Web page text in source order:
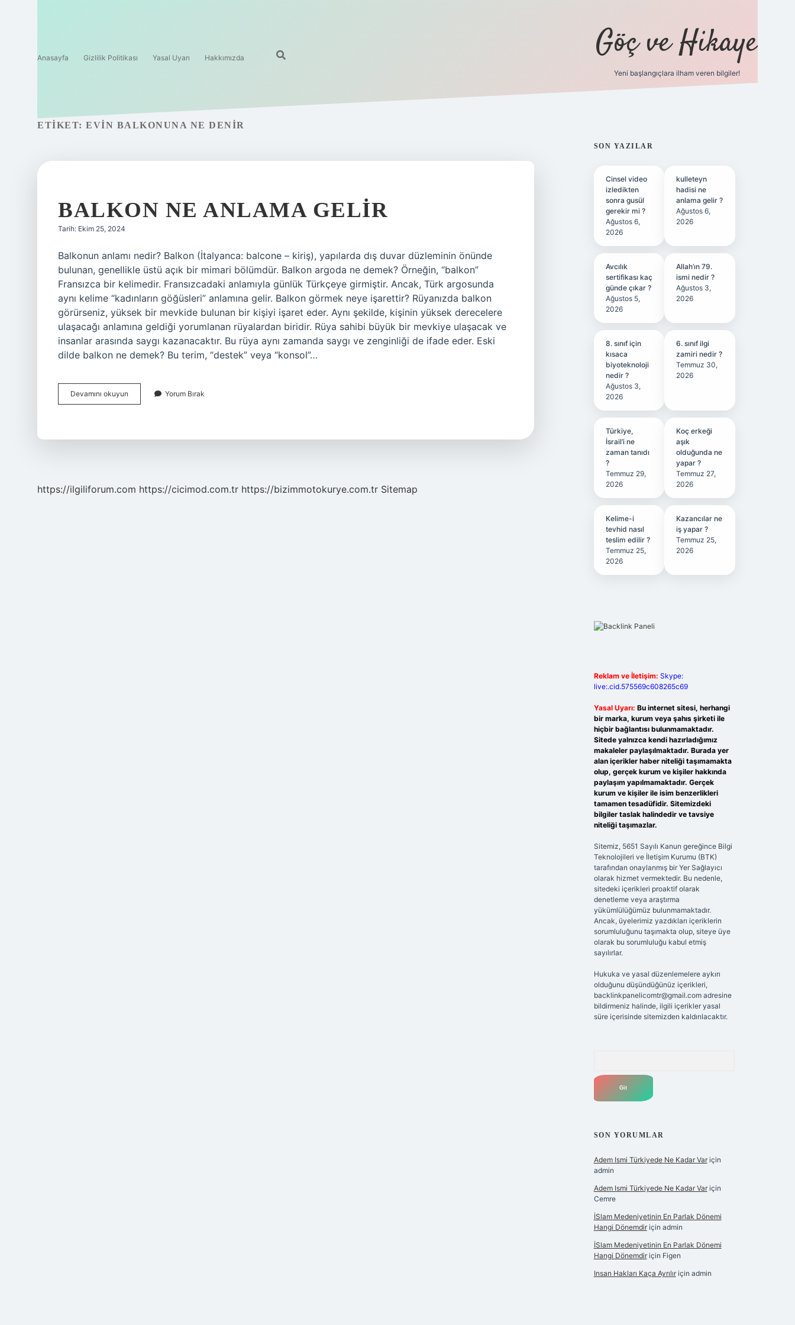
Anasayfa Gizlilik Politikası Yasal Uyarı Hakkımızda Göç ve Hikaye
Yeni başlangıçlara ilham veren bilgiler!
ETIKET: EVIN BALKONUNA NE DENIR
BALKON NE ANLAMA GELIR
Tarih: Ekim 25, 2024
Balkonun anlamı nedir? Balkon (İtalyanca: balcone – kiriş), yapılarda dış duvar düzleminin önünde
bulunan, genellikle üstü açık bir mimari bölümdür. Balkon argoda ne demek? Örneğin, “balkon”
Fransızca bir kelimedir. Fransızcadaki anlamıyla günlük Türkçeye girmiştir. Ancak, Türk argosunda
aynı kelime “kadınların göğüsleri” anlamına gelir. Balkon görmek neye işarettir? Rüyanızda balkon
görürseniz, yüksek bir mevkide bulunan bir kişiyi işaret eder. Aynı şekilde, kişinin yüksek derecelere
ulaşacağı anlamına geldiği yorumlanan rüyalardan biridir. Rüya sahibi büyük bir mevkiye ulaşacak ve
insanlar arasında saygı kazanacaktır. Bu rüya aynı zamanda saygı ve zenginliği de ifade eder. Eski
dilde balkon ne demek? Bu terim, “destek” veya “konsol”…
Devamını okuyun
Ne
Yorum Bırak
https://ilgiliforum.com https://cicimod.com.tr https://bizimmotokurye.com.tr Sitemap
SIDEBAR
SON YAZILAR
Cinsel video
izledikten
sonra gusül
gerekir mi ?
Ağustos 6,
2026
kulleteyn
hadisi ne
anlama gelir ?
Ağustos 6,
2026
Avcılık
sertifikası kaç
günde çıkar ?
Ağustos 5,
2026
Allah’ın 79.
ismi nedir ?
Ağustos 3,
2026
8. sınıf için
kısaca
biyoteknoloji
nedir ?
Ağustos 3,
2026
6. sınıf ilgi
zamiri nedir ?
Temmuz 30,
2026
Türkiye,
İsrail’i ne
zaman tanıdı
?
Temmuz 29,
2026
Koç erkeği
aşık
olduğunda ne
yapar ?
Temmuz 27,
2026
Kelime-i
tevhid nasıl
teslim edilir ?
Temmuz 25,
2026
Kazancılar ne
iş yapar ?
Temmuz 25,
2026
Reklam ve İletişim: Skype:
live:.cid.575569c608265c69
Yasal Uyarı: Bu internet sitesi, herhangi
bir marka, kurum veya şahıs şirketi ile
hiçbir bağlantısı bulunmamaktadır.
Sitede yalnızca kendi hazırladığımız
makaleler paylaşılmaktadır. Burada yer
alan içerikler haber niteliği taşımamakta
olup, gerçek kurum ve kişiler hakkında
paylaşım yapılmamaktadır. Gerçek
kurum ve kişiler ile isim benzerlikleri
tamamen tesadüfidir. Sitemizdeki
bilgiler taslak halindedir ve tavsiye
niteliği taşımazlar.
Sitemiz, 5651 Sayılı Kanun gereğince Bilgi
Teknolojileri ve İletişim Kurumu (BTK)
tarafından onaylanmış bir Yer Sağlayıcı
olarak hizmet vermektedir. Bu nedenle,
sitedeki içerikleri proaktif olarak
denetleme veya araştırma
yükümlülüğümüz bulunmamaktadır.
Ancak, üyelerimiz yazdıkları içeriklerin
sorumluluğunu taşımakta olup, siteye üye
olarak bu sorumluluğu kabul etmiş
sayılırlar.
Hukuka ve yasal düzenlemelere aykırı
olduğunu düşündüğünüz içerikleri,
backlinkpanelicomtr@gmail.comadresine
bildirmeniz halinde, ilgili içerikler yasal
süre içerisinde sitemizden kaldırılacaktır.
SON YORUMLAR
Adem Ismi Türkiyede Ne Kadar Variçin
admin
Adem Ismi Türkiyede Ne Kadar Variçin
Cemre
İSlam Medeniyetinin En Parlak Dönemi
Hangi Dönemdiriçin admin
İSlam Medeniyetinin En Parlak Dönemi
Hangi Dönemdiriçin Figen
Insan Hakları Kaça Ayrılıriçin admin